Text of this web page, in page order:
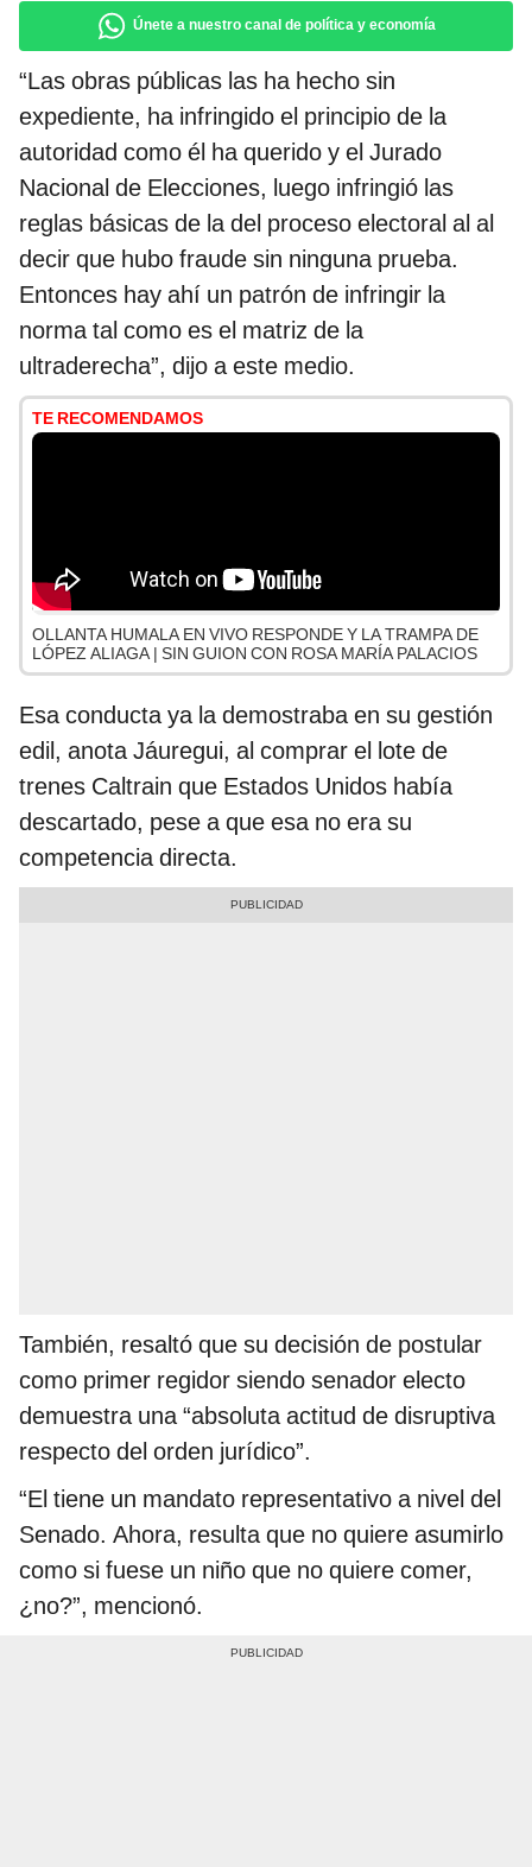
Únete a nuestro canal de política y economía
“Las obras públicas las ha hecho sin
expediente, ha infringido el principio de la
autoridad como él ha querido y el Jurado
Nacional de Elecciones, luego infringió las
reglas básicas de la del proceso electoral al al
decir que hubo fraude sin ninguna prueba.
Entonces hay ahí un patrón de infringir la
norma tal como es el matriz de la
ultraderecha”, dijo a este medio.
TE RECOMENDAMOS
OLLANTA HUMALA EN VIVO RESPONDE Y LA TRAMPA DE
LÓPEZ ALIAGA | SIN GUION CON ROSA MARÍA PALACIOS
Esa conducta ya la demostraba en su gestión
edil, anota Jáuregui, al comprar el lote de
trenes Caltrain que Estados Unidos había
descartado, pese a que esa no era su
competencia directa.
También, resaltó que su decisión de postular
como primer regidor siendo senador electo
demuestra una “absoluta actitud de disruptiva
respecto del orden jurídico”.
“El tiene un mandato representativo a nivel del
Senado. Ahora, resulta que no quiere asumirlo
como si fuese un niño que no quiere comer,
¿no?”, mencionó.